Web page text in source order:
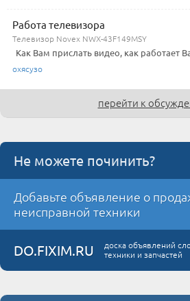
Работа телевизора
Телевизор Novex NWX-43F149MSY
Как Вам прислать видео, как работает
охясузо
перейти к
Не можете починить?
Добавьте объявление о
неисправной техники
DO.FIXIM.RU
доска объявлений
техники и запчастей